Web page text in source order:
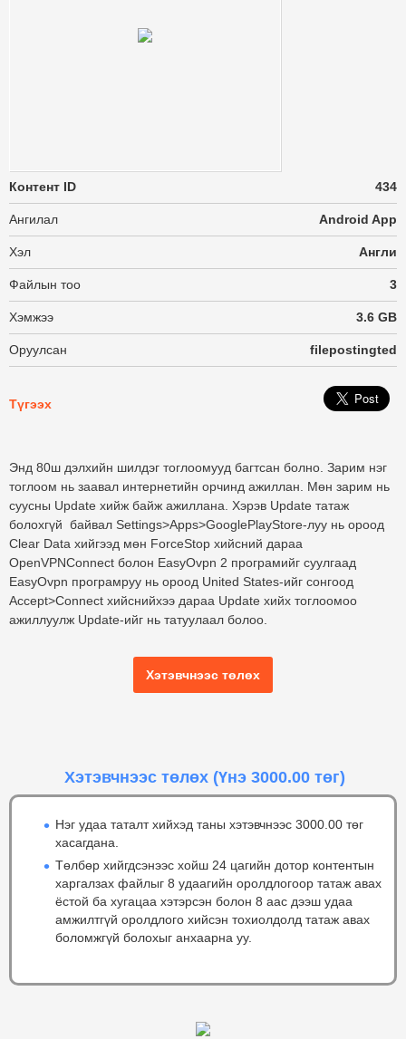
Контент ID 434
Ангилал Android App
Хэл Англи
Файлын тоо 3
Хэмжээ 3.6 GB
Оруулсан filepostingted
Түгээх
Энд 80ш дэлхийн шилдэг тоглоомууд багтсан болно. Зарим нэг
тоглоом нь заавал интернетийн орчинд ажиллан. Мөн зарим нь
суусны Update хийж байж ажиллана. Хэрэв Update татаж
болохгүй байвал Settings>Apps>GooglePlayStore-луу нь ороод
Clear Data хийгээд мөн ForceStop хийсний дараа
OpenVPNConnect болон EasyOvpn 2 програмийг суулгаад
EasyOvpn програмруу нь ороод United States-ийг сонгоод
Accept>Connect хийснийхээ дараа Update хийх тоглоомоо
ажиллуулж Update-ийг нь татуулаал болоо.
Хэтэвчнээс төлөх
Хэтэвчнээс төлөх (Үнэ 3000.00 төг)
Нэг удаа таталт хийхэд таны хэтэвчнээс 3000.00 төг
хасагдана.
Төлбөр хийгдсэнээс хойш 24 цагийн дотор контентын
харгалзах файлыг 8 удаагийн оролдлогоор татаж авах
ёстой ба хугацаа хэтэрсэн болон 8 аас дээш удаа
амжилтгүй оролдлого хийсэн тохиолдолд татаж авах
боломжгүй болохыг анхаарна уу.